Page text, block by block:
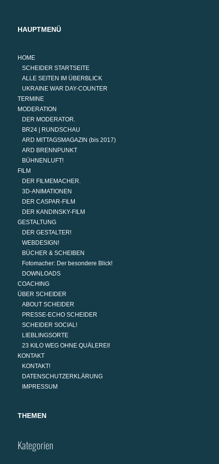
HAUPTMENÜ
HOME
SCHEIDER STARTSEITE
ALLE SEITEN IM ÜBERBLICK
UKRAINE WAR DAY-COUNTER
TERMINE
MODERATION
DER MODERATOR.
BR24 | RUNDSCHAU
ARD MITTAGSMAGAZIN (bis 2017)
ARD BRENNPUNKT
BÜHNENLUFT!
FILM
DER FILMEMACHER.
3D-ANIMATIONEN
DER CASPAR-FILM
DER KANDINSKY-FILM
GESTALTUNG
DER GESTALTER!
WEBDESIGN!
BÜCHER & SCHEIBEN
Fotomacher: Der besondere Blick!
DOWNLOADS
COACHING
ÜBER SCHEIDER
ABOUT SCHEIDER
PRESSE-ECHO SCHEIDER
SCHEIDER SOCIAL!
LIEBLINGSORTE
23 KILO WEG OHNE QUÄLEREI!
KONTAKT
KONTAKT!
DATENSCHUTZERKLÄRUNG
IMPRESSUM
THEMEN
Kategorien